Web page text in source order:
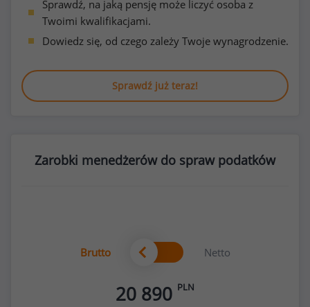
Sprawdź, na jaką pensję może liczyć osoba z
Twoimi kwalifikacjami.
Dowiedz się, od czego zależy Twoje wynagrodzenie.
Sprawdź już teraz!
Zarobki menedżerów do spraw podatków
Brutto Netto
20 890 PLN